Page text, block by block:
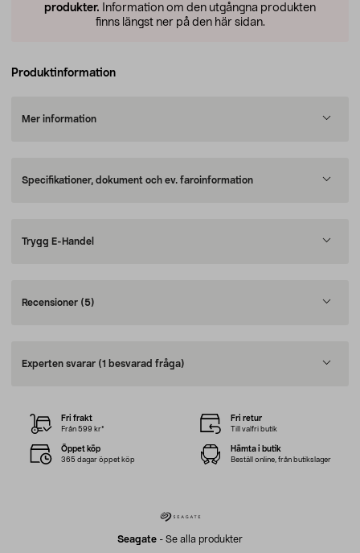
produkter. Information om den utgångna produkten
finns längst ner på den här sidan.
Produktinformation
Mer information
Specifikationer, dokument och ev. faroinformation
Trygg E-Handel
Recensioner (5)
Experten svarar (1 besvarad fråga)
Seagate - Se alla produkter
Fri frakt
Från 599 kr*
Fri retur
Till valfri butik
Öppet köp
365 dagar öppet köp
Hämta i butik
Beställ online, från butikslager